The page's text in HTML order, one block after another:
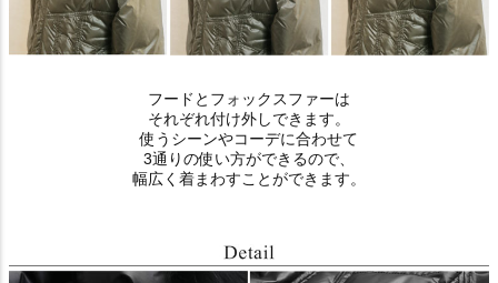
フードとフォックスファーは
それぞれ付け外しできます。
使うシーンやコーデに合わせて
3通りの使い方ができるので、
幅広く着まわすことができます。